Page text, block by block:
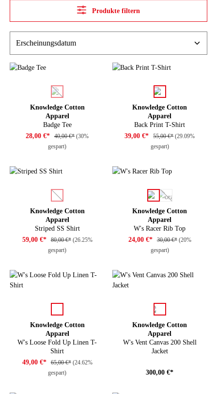
Produkte filtern
Knowledge Cotton
Apparel
Badge Tee
auswählen
(Diese Option ist zurzeit nicht verfügbar.)
28,00 €* 40,00 €* (30%
gespart)
Knowledge Cotton
Apparel
Back Print T-Shirt
auswählen
39,00 €* 55,00 €* (29.09%
gespart)
Knowledge Cotton
Apparel
Striped SS Shirt
auswählen
(Diese Option ist zurzeit nicht verfügbar.)
59,00 €* 80,00 €* (26.25%
gespart)
Knowledge Cotton
Apparel
W's Racer Rib Top
auswählen
(Diese Option ist
24,00 €* 30,00 €* (20%
gespart)
Knowledge Cotton
Apparel
W's Loose Fold Up Linen T-
Shirt
49,00 €* 65,00 €* (24.62%
gespart)
Knowledge Cotton
Apparel
W's Vent Canvas 200 Shell
Jacket
auswählen
300,00 €*